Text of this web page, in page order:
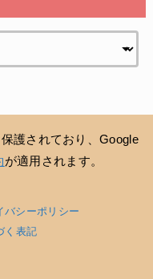
護されており、Google
が適用されます。
バシーポリシー
く表記